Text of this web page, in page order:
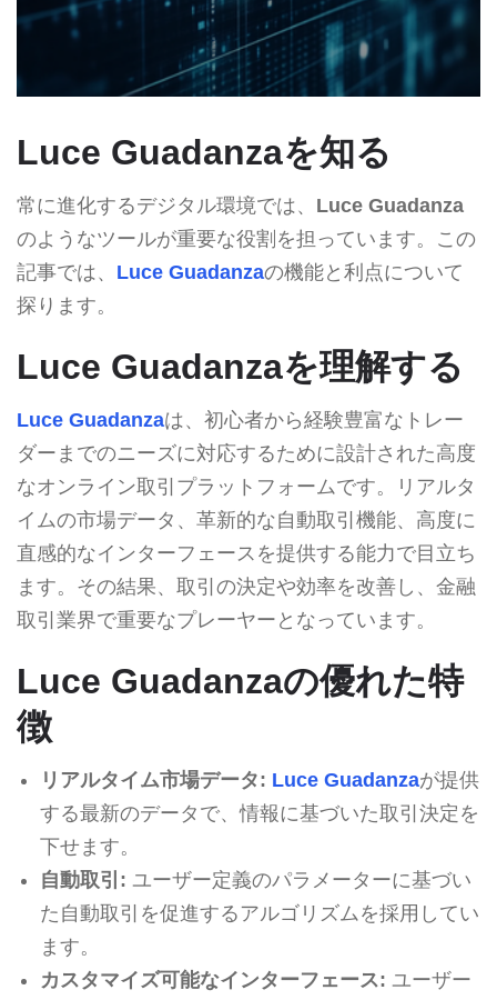
Luce Guadanzaを知る
常に進化するデジタル環境では、 Luce Guadanza
のようなツールが重要な役割を担っています。この
記事では、 Luce Guadanzaの機能と利点について
探ります。
Luce Guadanzaを理解する
Luce Guadanzaは、初心者から経験豊富なトレー
ダーまでのニーズに対応するために設計された高度
なオンライン取引プラットフォームです。リアルタ
イムの市場データ、革新的な自動取引機能、高度に
直感的なインターフェースを提供する能力で目立ち
ます。その結果、取引の決定や効率を改善し、金融
取引業界で重要なプレーヤーとなっています。
Luce Guadanzaの優れた特
徴
リアルタイム市場データ: Luce Guadanzaが提供
する最新のデータで、情報に基づいた取引決定を
下せます。
自動取引: ユーザー定義のパラメーターに基づい
た自動取引を促進するアルゴリズムを採用してい
ます。
カスタマイズ可能なインターフェース: ユーザー